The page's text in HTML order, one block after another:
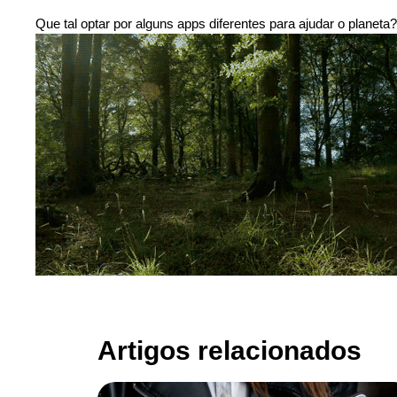
Que tal optar por alguns apps diferentes para ajudar o
Artigos relacionados